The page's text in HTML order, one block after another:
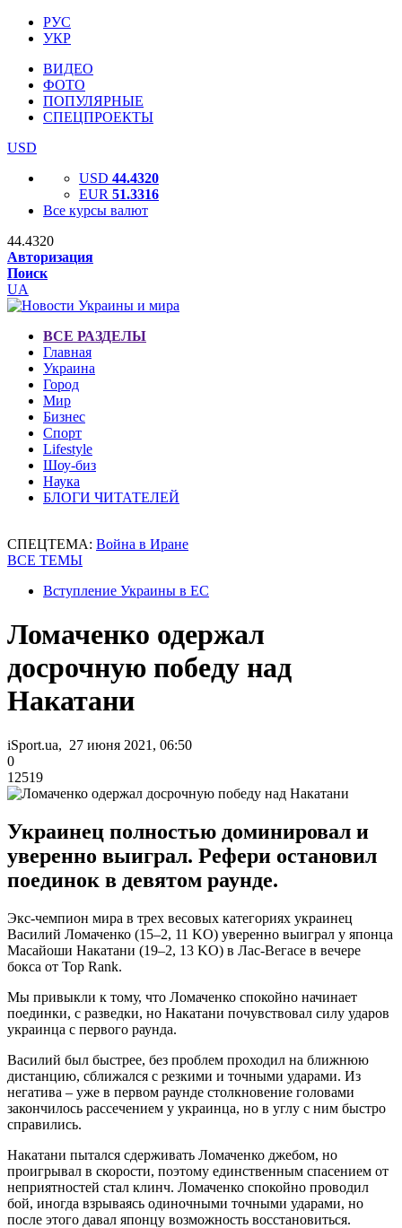
РУС
УКР
ВИДЕО
ФОТО
ПОПУЛЯРНЫЕ
СПЕЦПРОЕКТЫ
USD
USD 44.4320
EUR 51.3316
Все курсы валют
44.4320
Авторизация
Поиск
UA
ВСЕ РАЗДЕЛЫ
Главная
Украина
Город
Мир
Бизнес
Спорт
Lifestyle
Шоу-биз
Наука
БЛОГИ ЧИТАТЕЛЕЙ
СПЕЦТЕМА: Война в Иране
ВСЕ ТЕМЫ
Вступление Украины в ЕС
Ломаченко одержал
досрочную победу над
Накатани
iSport.ua, 27 июня 2021, 06:50
0
12519
Украинец полностью доминировал и
уверенно выиграл. Рефери остановил
поединок в девятом раунде.
Экс-чемпион мира в трех весовых категориях украинец
Василий Ломаченко (15–2, 11 KO) уверенно выиграл у японца
Масайоши Накатани (19–2, 13 KO) в Лас-Вегасе в вечере
бокса от Top Rank.
Мы привыкли к тому, что Ломаченко спокойно начинает
поединки, с разведки, но Накатани почувствовал силу ударов
украинца с первого раунда.
Василий был быстрее, без проблем проходил на ближнюю
дистанцию, сближался с резкими и точными ударами. Из
негатива – уже в первом раунде столкновение головами
закончилось рассечением у украинца, но в углу с ним быстро
справились.
Накатани пытался сдерживать Ломаченко джебом, но
проигрывал в скорости, поэтому единственным спасением от
неприятностей стал клинч. Ломаченко спокойно проводил
бой, иногда взрываясь одиночными точными ударами, но
после этого давал японцу возможность восстановиться.